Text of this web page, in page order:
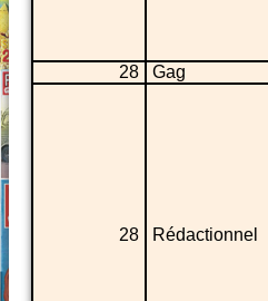
28 Gag
28 Rédactionnel